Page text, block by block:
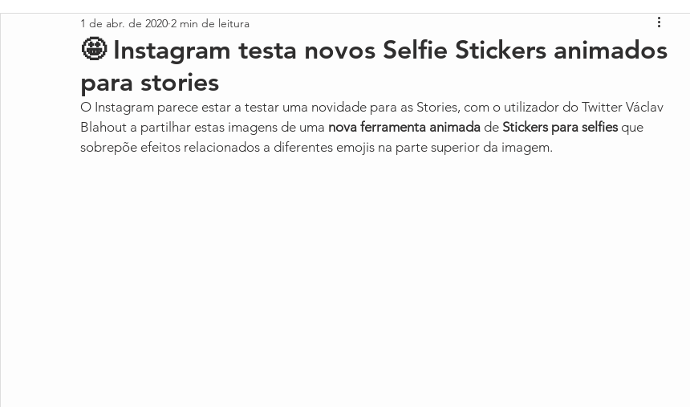
Snapchat Pinterest
eMail Marketing Reddit Notícia
🤩 Instagram testa novos Selfie Stickers animados
para stories
1 de abr. de 2020 2 min de leitura
O Instagram parece estar a testar uma novidade para as Stories, com o utilizador do Twitter Václav
Blahout a partilhar estas imagens de uma nova ferramenta animada de Stickers para selfies que
sobrepõe efeitos relacionados a diferentes emojis na parte superior da imagem.